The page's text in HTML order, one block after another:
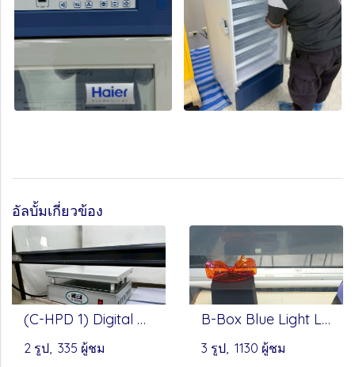
อัลบั้มเกี่ยวข้อง
(C-HPD 1) Digital Hot Plate by Changshin Science
2 รูป, 335 ผู้ชม
B-Box Blue Light LED Epi-illuminator - SMOBIO
3 รูป, 1130 ผู้ชม